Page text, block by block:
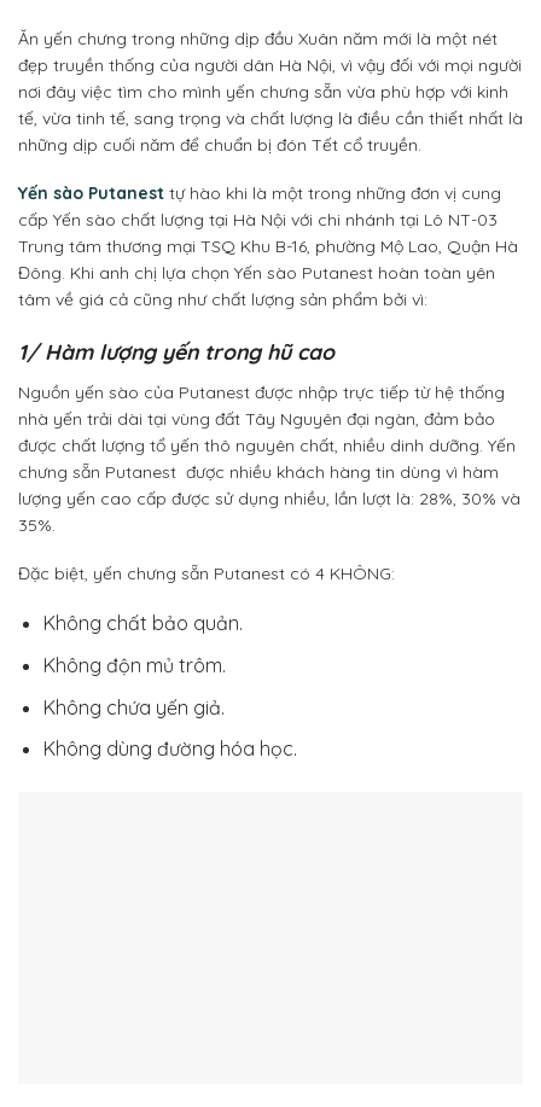
Ăn yến chưng trong những dịp đầu Xuân năm mới là một nét
đẹp truyền thống của người dân Hà Nội, vì vậy đối với mọi người
nơi đây việc tìm cho mình yến chưng sẵn vừa phù hợp với kinh
tế, vừa tinh tế, sang trọng và chất lượng là điều cần thiết nhất là
những dịp cuối năm để chuẩn bị đón Tết cổ truyền.
Yến sào Putanest tự hào khi là một trong những đơn vị cung
cấp Yến sào chất lượng tại Hà Nội với chi nhánh tại Lô NT-03
Trung tâm thương mại TSQ Khu B-16, phường Mộ Lao, Quận Hà
Đông. Khi anh chị lựa chọn Yến sào Putanest hoàn toàn yên
tâm về giá cả cũng như chất lượng sản phẩm bởi vì:
1/ Hàm lượng yến trong hũ cao
Nguồn yến sào của Putanest được nhập trực tiếp từ hệ thống
nhà yến trải dài tại vùng đất Tây Nguyên đại ngàn, đảm bảo
được chất lượng tổ yến thô nguyên chất, nhiều dinh dưỡng. Yến
chưng sẵn Putanest được nhiều khách hàng tin dùng vì hàm
lượng yến cao cấp được sử dụng nhiều, lần lượt là: 28%, 30% và
35%.
Đặc biệt, yến chưng sẵn Putanest có 4 KHÔNG:
Không chất bảo quản.
Không độn mủ trôm.
Không chứa yến giả.
Không dùng đường hóa học.